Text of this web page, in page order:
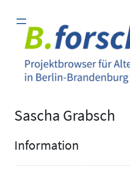
Inhalt
springen
Sascha Grabsch
Information